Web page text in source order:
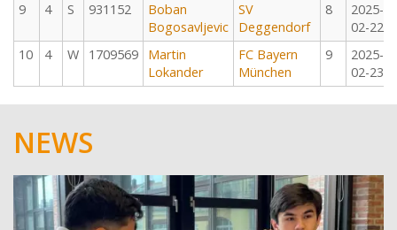
9
4 S 931152
Boban
Bogosavljevic
SV
Deggendorf
8
2025-
02-22
10
4 W 1709569
Martin
Lokander
FC Bayern
München
9
2025-
02-23
NEWS